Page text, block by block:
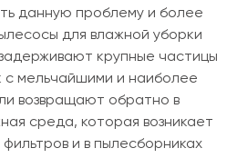
данную проблему и более
для влажной уборки
крупные частицы
с мельчайшими и наиболее
возвращают обратно в
среда, которая возникает
и в пылесборниках